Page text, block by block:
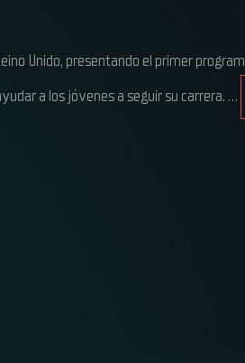
Unido, presentando el primer
a los jóvenes a seguir su carrera. …